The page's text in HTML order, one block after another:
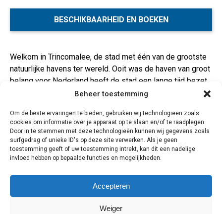
Beheer toestemming
Om de beste ervaringen te bieden, gebruiken wij technologieën zoals
cookies om informatie over je apparaat op te slaan en/of te raadplegen.
Door in te stemmen met deze technologieën kunnen wij gegevens zoals
surfgedrag of unieke ID's op deze site verwerken. Als je geen
toestemming geeft of uw toestemming intrekt, kan dit een nadelige
invloed hebben op bepaalde functies en mogelijkheden.
Accepteren
Weiger
BESCHIKBAARHEID EN BOEKEN
Welkom in Trincomalee, de stad met één van de grootste
natuurlijke havens ter wereld. Ooit was de haven van groot
belang voor Nederland heeft de stad een lange tijd bezet.
Trincomalee is een stad vol geschiedenis en daarom een
bouwsteen heb je een ruime keuze aan excursies,
waaronder dolfijnen en walvissen spotten, snorkelen bij
Pigeon Island of een bezoek aan de hot spots
Koneswaram Hindu Tempel, Fort Frederick, Hot Water
Springs of Lovers Leap. Uiteraard kun je ook heerlijk
ontspannen op het lange strand van Trinco!
3 dagen